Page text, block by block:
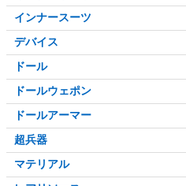
インナースーツ
デバイス
ドール
ドールウェポン
ドールアーマー
超兵器
マテリアル